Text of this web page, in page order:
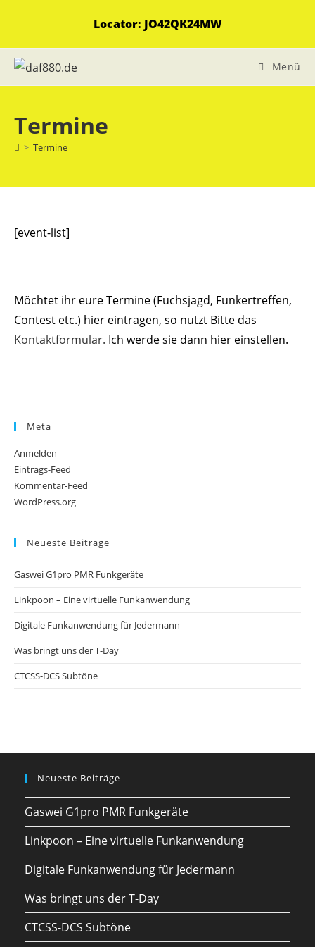
Locator: JO42QK24MW
Menü
Termine
> Termine
[event-list]
Möchtet ihr eure Termine (Fuchsjagd, Funkertreffen,
Contest etc.) hier eintragen, so nutzt Bitte das
Kontaktformular. Ich werde sie dann hier einstellen.
Meta
Anmelden
Eintrags-Feed
Kommentar-Feed
WordPress.org
Neueste Beiträge
Gaswei G1pro PMR Funkgeräte
Linkpoon – Eine virtuelle Funkanwendung
Digitale Funkanwendung für Jedermann
Was bringt uns der T-Day
CTCSS-DCS Subtöne
Neueste Beiträge
Gaswei G1pro PMR Funkgeräte
Linkpoon – Eine virtuelle Funkanwendung
Digitale Funkanwendung für Jedermann
Was bringt uns der T-Day
CTCSS-DCS Subtöne